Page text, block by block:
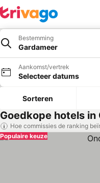
Bestemming
Gardameer
Aankomst/vertrek
Selecteer datums
Sorteren
Goedkope hotels in
Hoe commissies de ranking
Populaire keuze